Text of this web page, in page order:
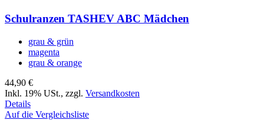
Schulranzen TASHEV ABC Mädchen
grau & grün
magenta
grau & orange
44,90 €
Inkl. 19% USt., zzgl. Versandkosten
Details
Auf die Vergleichsliste